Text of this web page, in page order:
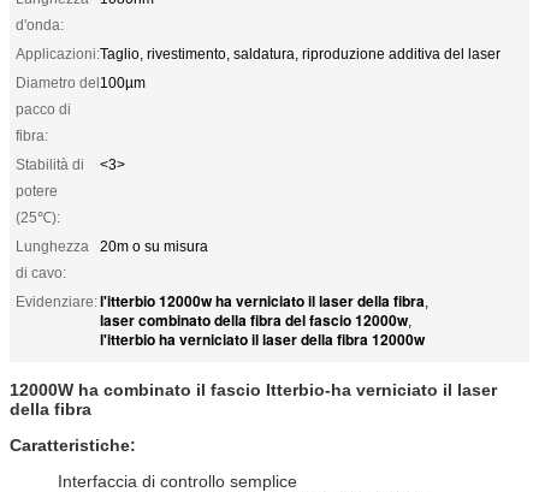
d'onda:
Applicazioni:Taglio, rivestimento, saldatura, riproduzione additiva del laser
Diametro del
pacco di
fibra:
100µm
Stabilità di
potere
(25℃):
<3>
Lunghezza
di cavo:
20m o su misura
Evidenziare:l'itterbio 12000w ha verniciato il laser della fibra,
laser combinato della fibra del fascio 12000w,
l'itterbio ha verniciato il laser della fibra 12000w
12000W ha combinato il fascio Itterbio-ha verniciato il laser
della fibra
Caratteristiche:
Interfaccia di controllo semplice